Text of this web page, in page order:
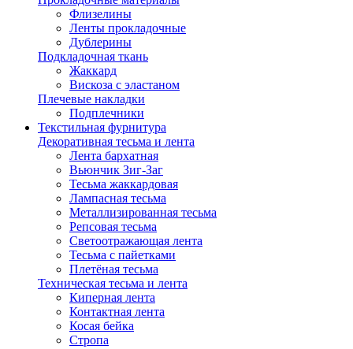
Флизелины
Ленты прокладочные
Дублерины
Подкладочная ткань
Жаккард
Вискоза с эластаном
Плечевые накладки
Подплечники
Текстильная фурнитура
Декоративная тесьма и лента
Лента бархатная
Вьюнчик Зиг-Заг
Тесьма жаккардовая
Лампасная тесьма
Металлизированная тесьма
Репсовая тесьма
Светоотражающая лента
Тесьма с пайетками
Плетёная тесьма
Техническая тесьма и лента
Киперная лента
Контактная лента
Косая бейка
Стропа